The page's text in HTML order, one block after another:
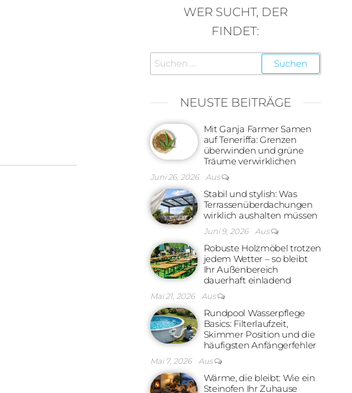
WER SUCHT, DER
FINDET:
Suchen
nach:
NEUSTE BEITRÄGE
Mit Ganja Farmer Samen
auf Teneriffa: Grenzen
überwinden und grüne
Träume verwirklichen
Juni 26, 2026 Aus
Stabil und stylish: Was
Terrassenüberdachungen
wirklich aushalten müssen
Juni 9, 2026 Aus
Robuste Holzmöbel trotzen
jedem Wetter – so bleibt
Ihr Außenbereich
dauerhaft einladend
Mai 21, 2026 Aus
Rundpool Wasserpflege
Basics: Filterlaufzeit,
Skimmer Position und die
häufigsten Anfängerfehler
Mai 7, 2026 Aus
Wärme, die bleibt: Wie ein
Steinofen Ihr Zuhause